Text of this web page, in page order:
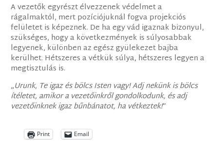
A vezetők egyrészt élvezzenek védelmet a
rágalmaktól, mert pozíciójuknál fogva projekciós
felületet is képeznek. De ha egy vád igaznak bizonyul,
szükséges, hogy a következmények is súlyosabbak
legyenek, különben az egész gyülekezet bajba
kerülhet. Hétszeres a vétkük súlya, hétszeres legyen a
megtisztulás is.
„Urunk, Te igaz és bölcs Isten vagy! Adj nekünk is bölcs
ítéletet, amikor a vezetőinkről gondolkodunk, és adj
vezetőinknek igaz bűnbánatot, ha vétkeztek!”
Print Email